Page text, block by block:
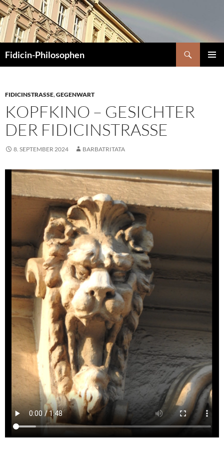
Zum
Inhalt
springen
Fidicin-Philosophen
FIDICINSTRASSE ,GEGENWART
KOPFKINO – GESICHTER
DER FIDICINSTRASSE
8. SEPTEMBER 2024 BARBATRITATA